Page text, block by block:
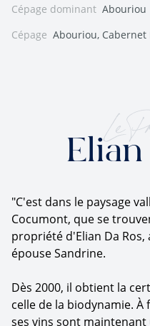
Cépage dominant Abouriou
Cépage Abouriou, Cabernet
Le
Elian
"C'est dans le paysage
Cocumont, que se
propriété d'Elian Da
épouse Sandrine.
Dès 2000, il obtient la
celle de la biodynamie.
ses vins sont